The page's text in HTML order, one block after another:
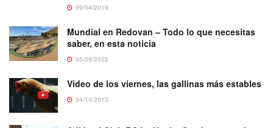
09/04/2019
Mundial en Redovan – Todo lo que necesitas
saber, en esta noticia
05/09/2022
Video de los viernes, las gallinas más estables
04/10/2013